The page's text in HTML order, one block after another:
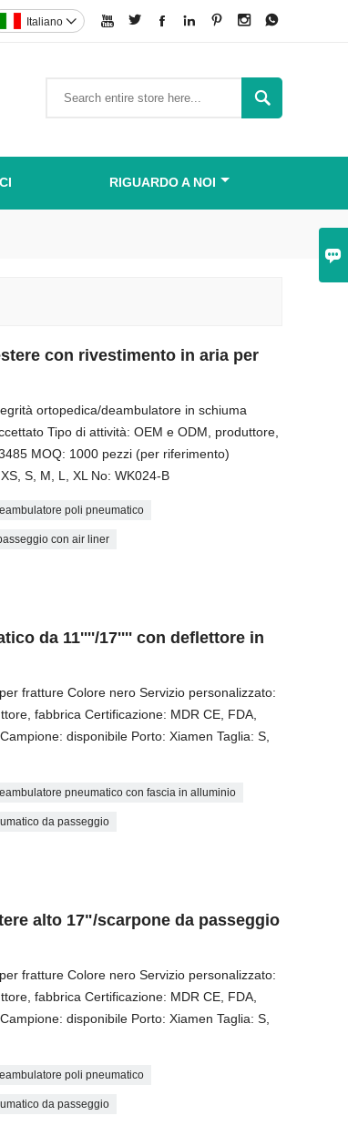

      
Italiano 

RIGUARDO A NOI
con rivestimento in aria per
ortopedica/deambulatore in schiuma
Tipo di attività: OEM e ODM, produttore,
MOQ: 1000 pezzi (per riferimento)
S, M, L, XL No: WK024-B
poli pneumatico
con air liner
da 11''''/17'''' con deflettore in
fratture Colore nero Servizio personalizzato:
fabbrica Certificazione: MDR CE, FDA,
disponibile Porto: Xiamen Taglia: S,
pneumatico con fascia in alluminio
da passeggio
alto 17"/scarpone da passeggio
fratture Colore nero Servizio personalizzato:
fabbrica Certificazione: MDR CE, FDA,
disponibile Porto: Xiamen Taglia: S,
poli pneumatico
da passeggio